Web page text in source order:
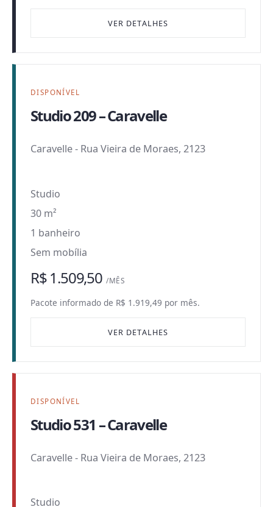
VER DETALHES
DISPONÍVEL
Studio 209 – Caravelle
Caravelle- Rua Vieira de Moraes, 2123
Studio
30 m²
1 banheiro
Sem mobília
R$ 1.509,50 /MÊS
Pacote informado de R$ 1.919,49 por mês.
VER DETALHES
DISPONÍVEL
Studio 531 – Caravelle
Caravelle- Rua Vieira de Moraes, 2123
Studio